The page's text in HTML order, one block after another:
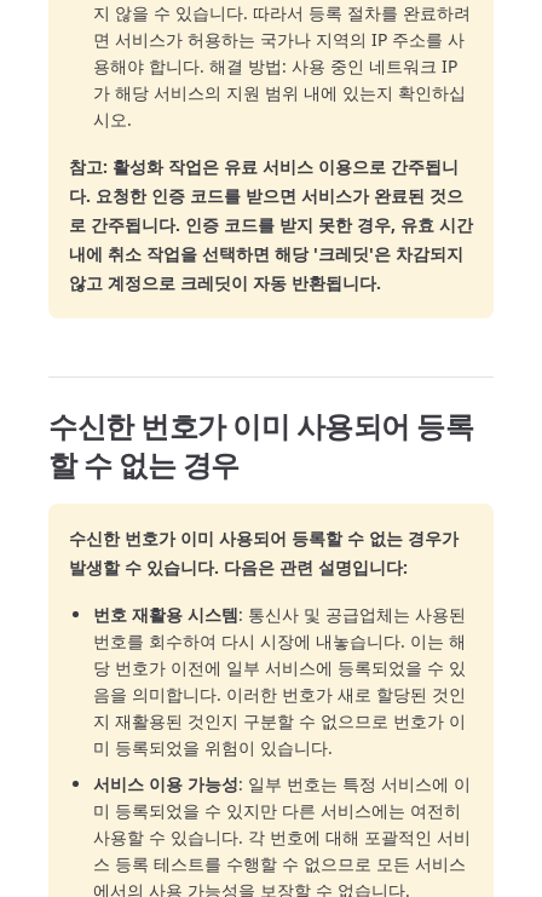
지 않을 수 있습니다. 따라서 등록 절차를 완료하려
면 서비스가 허용하는 국가나 지역의 IP 주소를 사
용해야 합니다. 해결 방법: 사용 중인 네트워크 IP
가 해당 서비스의 지원 범위 내에 있는지 확인하십
시오.
참고: 활성화 작업은 유료 서비스 이용으로 간주됩니
다. 요청한 인증 코드를 받으면 서비스가 완료된 것으
로 간주됩니다. 인증 코드를 받지 못한 경우, 유효 시간
내에 취소 작업을 선택하면 해당 '크레딧'은 차감되지
않고 계정으로 크레딧이 자동 반환됩니다.
수신한 번호가 이미 사용되어 등록
할 수 없는 경우
수신한 번호가 이미 사용되어 등록할 수 없는 경우가
발생할 수 있습니다. 다음은 관련 설명입니다:
번호 재활용 시스템: 통신사 및 공급업체는 사용된
번호를 회수하여 다시 시장에 내놓습니다. 이는 해
당 번호가 이전에 일부 서비스에 등록되었을 수 있
음을 의미합니다. 이러한 번호가 새로 할당된 것인
지 재활용된 것인지 구분할 수 없으므로 번호가 이
미 등록되었을 위험이 있습니다.
서비스 이용 가능성: 일부 번호는 특정 서비스에 이
미 등록되었을 수 있지만 다른 서비스에는 여전히
사용할 수 있습니다. 각 번호에 대해 포괄적인 서비
스 등록 테스트를 수행할 수 없으므로 모든 서비스
에서의 사용 가능성을 보장할 수 없습니다.